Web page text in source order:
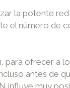
la potente
el número de
para ofrecer
antes de
influye muy